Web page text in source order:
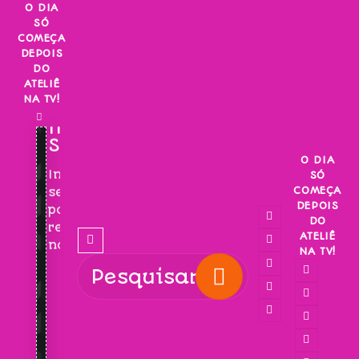
Skip
content
O DIA
SÓ
COMEÇA
DEPOIS
DO
ATELIÊ
NA TV!
INSCREVA-
SE!
Inscreva-
se
para
receber
novidades!
O DIA
SÓ
COMEÇA
DEPOIS
DO
ATELIÊ
NA TV!